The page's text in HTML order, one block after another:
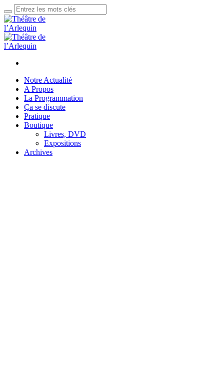
Notre Actualité
A Propos
La Programmation
Ça se discute
Pratique
Boutique
Livres, DVD
Expositions
Archives